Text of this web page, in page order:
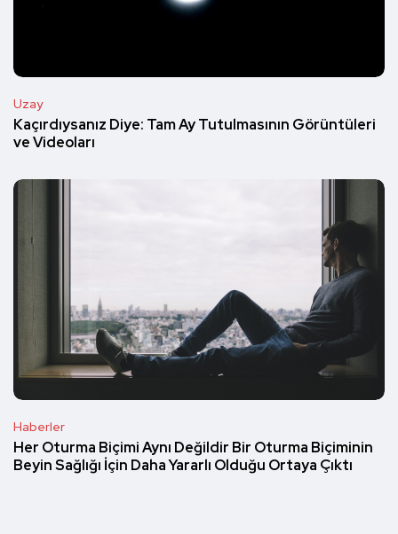
Uzay
Kaçırdıysanız Diye: Tam Ay Tutulmasının Görüntüleri
ve Videoları
Haberler
Her Oturma Biçimi Aynı Değildir Bir Oturma Biçiminin
Beyin Sağlığı İçin Daha Yararlı Olduğu Ortaya Çıktı